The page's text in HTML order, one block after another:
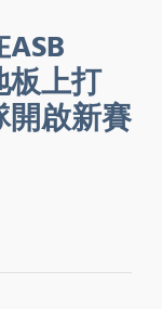
板上打
開啟新賽